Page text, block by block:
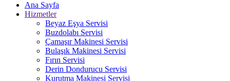
Ana Sayfa
Hizmetler
Beyaz Eşya Servisi
Buzdolabı Servisi
Çamaşır Makinesi Servisi
Bulaşık Makinesi Servisi
Fırın Servisi
Derin Dondurucu Servisi
Kurutma Makinesi Servisi